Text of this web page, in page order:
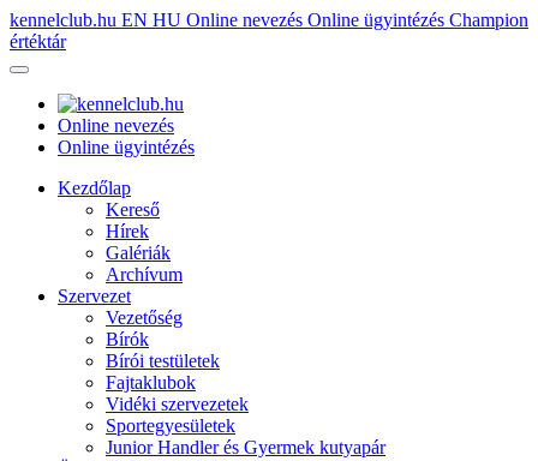
kennelclub.hu EN HU Online nevezés Online ügyintézés Champion
értéktár
Online nevezés
Online ügyintézés
Kezdőlap
Kereső
Hírek
Galériák
Archívum
Szervezet
Vezetőség
Bírók
Bírói testületek
Fajtaklubok
Vidéki szervezetek
Sportegyesületek
Junior Handler és Gyermek kutyapár